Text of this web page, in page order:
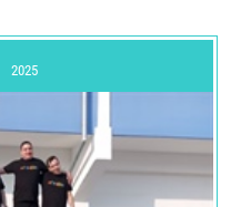
2025